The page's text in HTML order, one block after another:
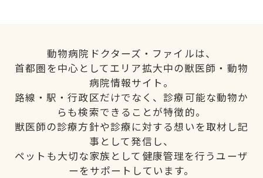
動物病院ドクターズ・ファイルは、
首都圏を中心としてエリア拡大中の獣医師・動物
病院情報サイト。
路線・駅・行政区だけでなく、診療可能な動物か
らも検索できることが特徴的。
獣医師の診療方針や診療に対する想いを取材し記
事として発信し、
ペットも大切な家族として健康管理を行うユーザ
ーをサポートしています。